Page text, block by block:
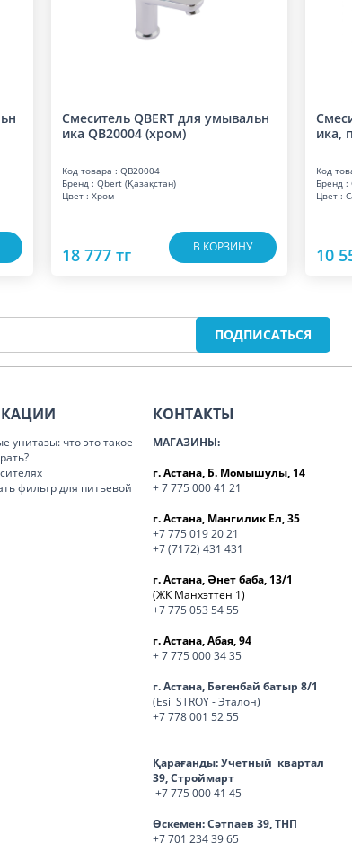
Смеситель QBERT для умывальн
ика QB20004 (хром)
Код товара : QB20004
Бренд : Qbert (Қазақстан)
Цвет : Хром
18 777 тг В КОРЗИНУ
ика,
Код
Бренд :
Цвет :
10
унитазы: что это такое
фильтр для питьевой
КОНТАКТЫ
МАГАЗИНЫ:
г. Астана, Б. Момышулы, 14
+ 7 775 000 41 21
г. Астана, Мангилик Ел, 35
+7 775 019 20 21
+7 (7172) 431 431
г. Астана, Әнет баба, 13/1
(ЖК Манхэттен 1)
+7 775 053 54 55
г. Астана, Абая, 94
+ 7 775 000 34 35
г. Астана, Бөгенбай батыр 8/1
(Esil STROY - Эталон)
+7 778 001 52 55
Қарағанды:Учетный квартал
39, Строймарт
+7 775 000 41 45
Өскемен:Сәтпаев 39, ТНП
+7 701 234 39 65